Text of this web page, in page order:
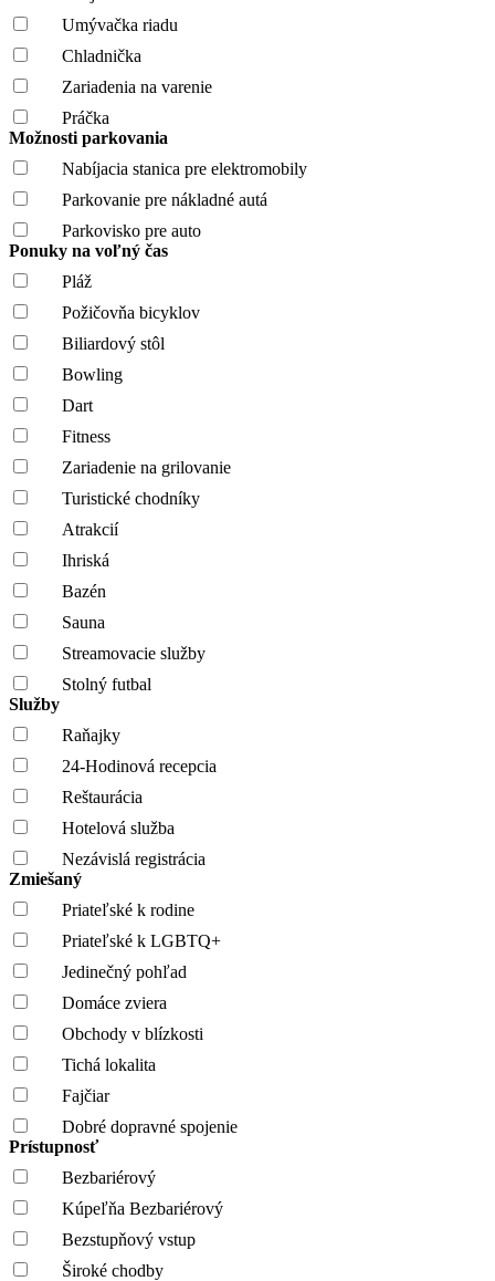
Umývačka riadu
Chladnička
Zariadenia na varenie
Práčka
Možnosti parkovania
Nabíjacia stanica pre elektromobily
Parkovanie pre nákladné autá
Parkovisko pre auto
Ponuky na voľný čas
Pláž
Požičovňa bicyklov
Biliardový stôl
Bowling
Dart
Fitness
Zariadenie na grilovanie
Turistické chodníky
Atrakcií
Ihriská
Bazén
Sauna
Streamovacie služby
Stolný futbal
Služby
Raňajky
24-Hodinová recepcia
Reštaurácia
Hotelová služba
Nezávislá registrácia
Zmiešaný
Priateľské k rodine
Priateľské k LGBTQ+
Jedinečný pohľad
Domáce zviera
Obchody v blízkosti
Tichá lokalita
Fajčiar
Dobré dopravné spojenie
Prístupnosť
Bezbariérový
Kúpeľňa Bezbariérový
Bezstupňový vstup
Široké chodby